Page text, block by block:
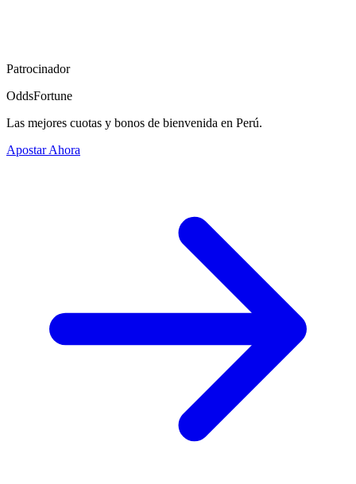
Patrocinador
OddsFortune
Las mejores cuotas y bonos de bienvenida en Perú.
Apostar Ahora